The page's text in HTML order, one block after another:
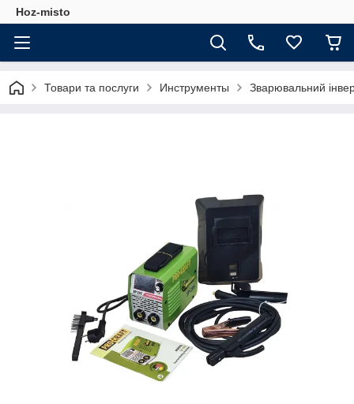
Hoz-misto
Товари та послуги Инструменты Зварювальний